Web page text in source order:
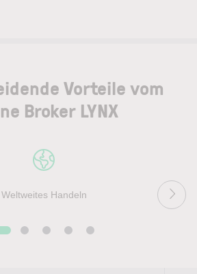
Vorteile vom
Broker LYNX
Weltweites Handeln